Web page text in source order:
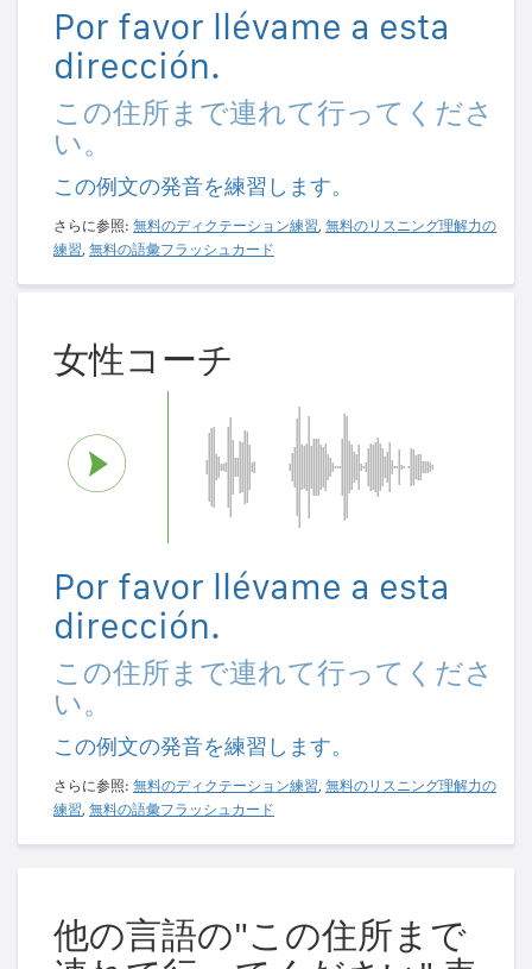
Por favor llévame a esta
dirección.
この住所まで連れて行ってくださ
い。
この例文の発音を練習します。
さらに参照: 無料のディクテーション練習, 無料のリスニング理解力の
練習, 無料の語彙フラッシュカード
女性コーチ
Por favor llévame a esta
dirección.
この住所まで連れて行ってくださ
い。
この例文の発音を練習します。
さらに参照: 無料のディクテーション練習, 無料のリスニング理解力の
練習, 無料の語彙フラッシュカード
他の言語の"この住所まで